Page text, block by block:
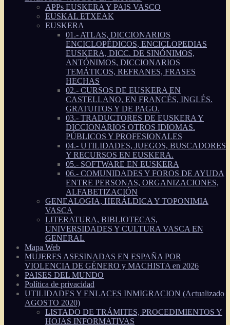
APPs EUSKERA Y PAIS VASCO
EUSKAL ETXEAK
EUSKERA
01.- ATLAS, DICCIONARIOS
ENCICLOPÉDICOS, ENCICLOPEDIAS
EUSKERA, DICC. DE SINÓNIMOS,
ANTÓNIMOS, DICCIONARIOS
TEMÁTICOS, REFRANES, FRASES
HECHAS
02.- CURSOS DE EUSKERA EN
CASTELLANO, EN FRANCÉS, INGLÉS.
GRATUITOS Y DE PAGO.
03.- TRADUCTORES DE EUSKERA Y
DICCIONARIOS OTROS IDIOMAS.
PÚBLICOS Y PROFESIONALES
04.- UTILIDADES, JUEGOS, BUSCADORES
Y RECURSOS EN EUSKERA.
05.- SOFTWARE EN EUSKERA
06.- COMUNIDADES Y FOROS DE AYUDA
ENTRE PERSONAS, ORGANIZACIONES,
ALFABETIZACIÓN
GENEALOGIA, HERÁLDICA Y TOPONIMIA
VASCA
LITERATURA, BIBLIOTECAS,
UNIVERSIDADES Y CULTURA VASCA EN
GENERAL
Mapa Web
MUJERES ASESINADAS EN ESPAÑA POR
VIOLENCIA DE GÉNERO y MACHISTA en 2026
PAISES DEL MUNDO
Política de privacidad
UTILIDADES Y ENLACES INMIGRACION (Actualizado
AGOSTO 2020)
LISTADO DE TRÁMITES, PROCEDIMIENTOS Y
HOJAS INFORMATIVAS